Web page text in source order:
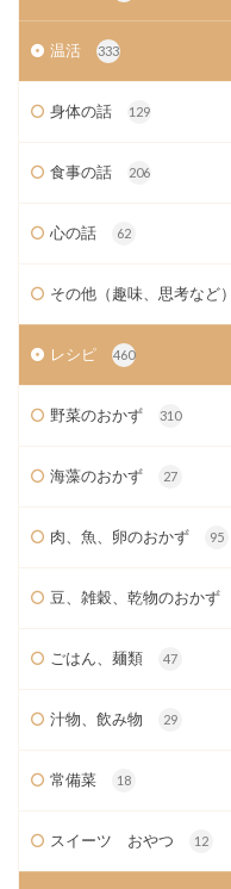
温活 333
身体の話 129
食事の話 206
心の話 62
その他（趣味、思考など）
レシピ 460
野菜のおかず 310
海藻のおかず 27
肉、魚、卵のおかず 95
豆、雑穀、乾物のおかず
ごはん、麺類 47
汁物、飲み物 29
常備菜 18
スイーツ おやつ 12